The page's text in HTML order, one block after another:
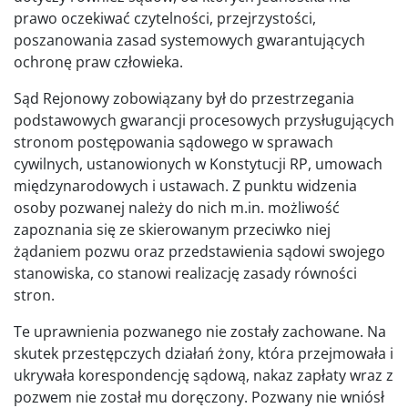
prawo oczekiwać czytelności, przejrzystości,
poszanowania zasad systemowych gwarantujących
ochronę praw człowieka.
Sąd Rejonowy zobowiązany był do przestrzegania
podstawowych gwarancji procesowych przysługujących
stronom postępowania sądowego w sprawach
cywilnych, ustanowionych w Konstytucji RP, umowach
międzynarodowych i ustawach. Z punktu widzenia
osoby pozwanej należy do nich m.in. możliwość
zapoznania się ze skierowanym przeciwko niej
żądaniem pozwu oraz przedstawienia sądowi swojego
stanowiska, co stanowi realizację zasady równości
stron.
Te uprawnienia pozwanego nie zostały zachowane. Na
skutek przestępczych działań żony, która przejmowała i
ukrywała korespondencję sądową, nakaz zapłaty wraz z
pozwem nie został mu doręczony. Pozwany nie wniósł